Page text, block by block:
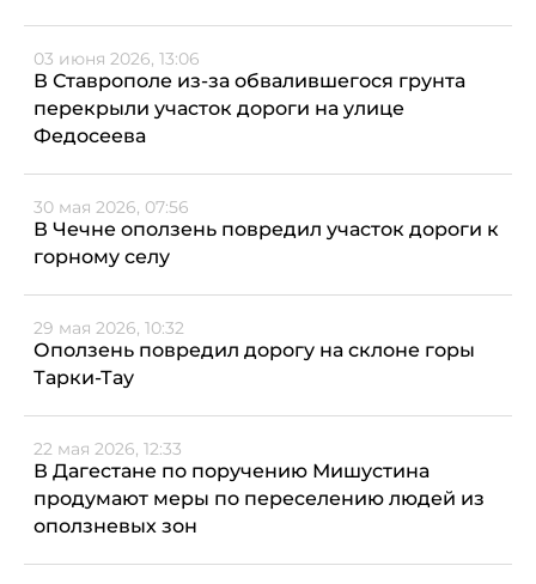
03 июня 2026, 13:06
В Ставрополе из-за обвалившегося грунта
перекрыли участок дороги на улице
Федосеева
30 мая 2026, 07:56
В Чечне оползень повредил участок дороги к
горному селу
29 мая 2026, 10:32
Оползень повредил дорогу на склоне горы
Тарки-Тау
22 мая 2026, 12:33
В Дагестане по поручению Мишустина
продумают меры по переселению людей из
оползневых зон